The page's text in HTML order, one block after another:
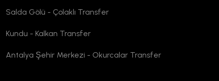
Salda Gölü - Çolaklı Transfer
Kundu - Kalkan Transfer
Antalya Şehir Merkezi - Okurcalar Transfer